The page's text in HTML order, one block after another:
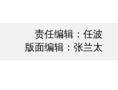
责任编辑：任波
版面编辑：张兰太